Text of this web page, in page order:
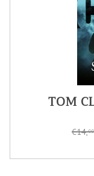
TOM
€14,99